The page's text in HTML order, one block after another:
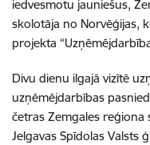
iedvesmotu jauniešus,
skolotāja no Norvēģijas,
projekta
Divu dienu ilgajā vizītē
uzņēmējdarbības
četras Zemgales reģiona
Jelgavas Spīdolas Valsts